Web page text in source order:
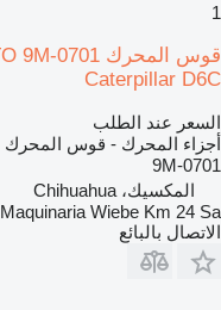
1
Caterpillar D6C
السعر عند الطلب
أجزاء المحرك - قوس المحرك
9M-0701
المكسيك، Chihuahua
Maquinaria Wiebe Km 24 Sa
الاتصال بالبائع